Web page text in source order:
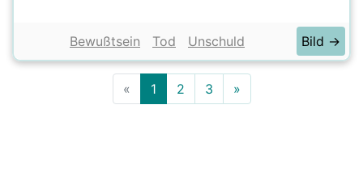
Bewußtsein Tod Unschuld Bild →
« 1 2 3 »